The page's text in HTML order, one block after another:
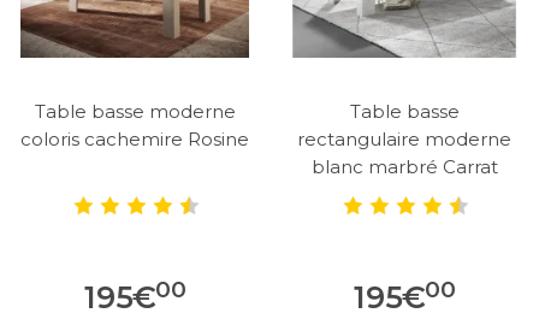
Table basse moderne
coloris cachemire Rosine
195€00
Table basse
rectangulaire moderne
blanc marbré Carrat
195€00